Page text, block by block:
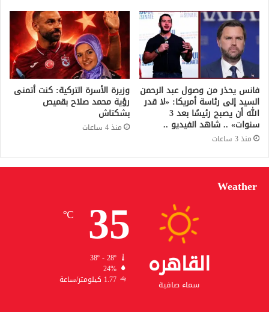
فانس يحذر من وصول عبد الرحمن
السيد إلى رئاسة أمريكا: «لا قدر
الله أن يصبح رئيسًا بعد 3
سنوات» .. شاهد الفيديو ..
منذ 3 ساعات
وزيرة الأسرة التركية: كنت أتمنى
رؤية محمد صلاح بقميص
بشكتاش
منذ 4 ساعات
Weather
القاهره
سماء صافية
35
℃
38º - 28º
24%
1.77 كيلومتر/ساعة